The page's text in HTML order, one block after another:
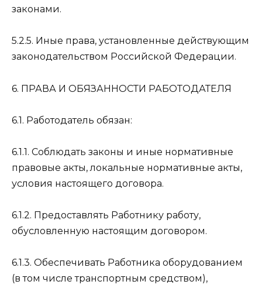
законами.
5.2.5. Иные права, установленные действующим
законодательством Российской Федерации.
6. ПРАВА И ОБЯЗАННОСТИ РАБОТОДАТЕЛЯ
6.1. Работодатель обязан:
6.1.1. Соблюдать законы и иные нормативные
правовые акты, локальные нормативные акты,
условия настоящего договора.
6.1.2. Предоставлять Работнику работу,
обусловленную настоящим договором.
6.1.3. Обеспечивать Работника оборудованием
(в том числе транспортным средством),